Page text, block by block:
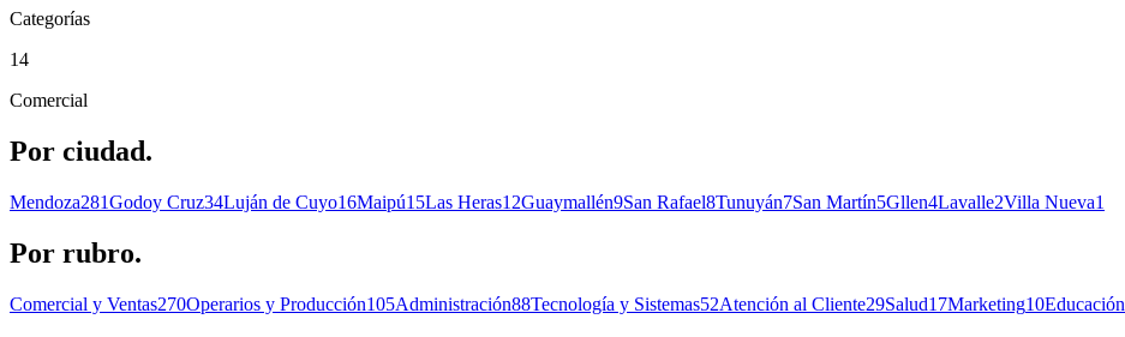
Categorías
14
Comercial
Por ciudad.
Mendoza281Godoy Cruz34Luján de Cuyo16Maipú15Las Heras12Guaymallén9San Rafael8Tunuyán7San Martín5Gllen4Lavalle2Villa Nueva1
Por rubro.
Comercial y Ventas270Operarios y Producción105Administración88Tecnología y Sistemas52Atención al Cliente29Salud17Marketing10Educación